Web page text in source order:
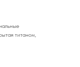
титаном,